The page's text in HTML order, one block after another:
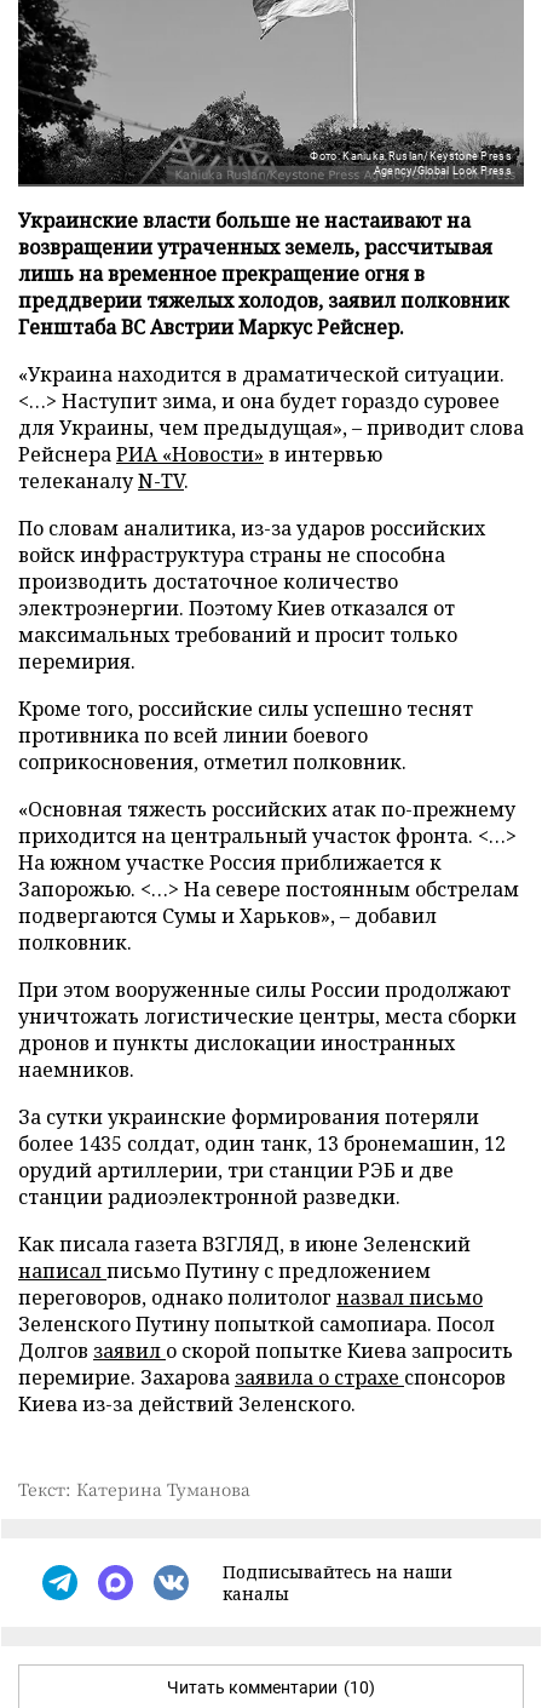
Фото: Kaniuka Ruslan/Keystone Press
Agency/Global Look Press
Украинские власти больше не настаивают на
возвращении утраченных земель, рассчитывая
лишь на временное прекращение огня в
преддверии тяжелых холодов, заявил полковник
Генштаба ВС Австрии Маркус Рейснер.
«Украина находится в драматической ситуации.
<…> Наступит зима, и она будет гораздо суровее
для Украины, чем предыдущая», – приводит слова
РейснераРИА «Новости» в интервью
телеканалуN-TV.
По словам аналитика, из-за ударов российских
войск инфраструктура страны не способна
производить достаточное количество
электроэнергии. Поэтому Киев отказался от
максимальных требований и просит только
перемирия.
Кроме того, российские силы успешно теснят
противника по всей линии боевого
соприкосновения, отметил полковник.
«Основная тяжесть российских атак по-прежнему
приходится на центральный участок фронта. <…>
На южном участке Россия приближается к
Запорожью. <…> На севере постоянным обстрелам
подвергаются Сумы и Харьков», – добавил
полковник.
При этом вооруженные силы России продолжают
уничтожать логистические центры, места сборки
дронов и пункты дислокации иностранных
наемников.
За сутки украинские формирования потеряли
более 1435 солдат, один танк, 13 бронемашин, 12
орудий артиллерии, три станции РЭБ и две
станции радиоэлектронной разведки.
Как писала газета ВЗГЛЯД, в июне Зеленский
написалписьмо Путину с предложением
переговоров, однако политолог назвал письмо
Зеленского Путину попыткой самопиара. Посол
Долгов заявил о скорой попытке Киева запросить
перемирие. Захарова заявила о страхе спонсоров
Киева из-за действий Зеленского.
Текст: Катерина Туманова
Подписывайтесь на наши
каналы
Читать комментарии (10)